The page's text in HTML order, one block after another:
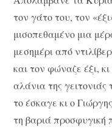
τον γάτο του, τον
μισοπεθαμένο μια
μεσημέρι από
και τον φώναζε έξι,
αλάνια της
το έσκαγε κι ο
τη βαριά προσφυγική